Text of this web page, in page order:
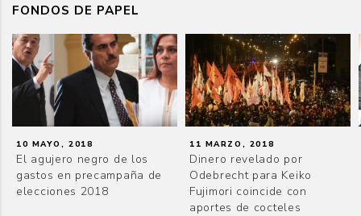
FONDOS DE PAPEL
10 MAYO, 2018
El agujero negro de los
gastos en precampaña de
elecciones 2018
11 MARZO, 2018
Dinero revelado por
Odebrecht para Keiko
Fujimori coincide con
aportes de cocteles